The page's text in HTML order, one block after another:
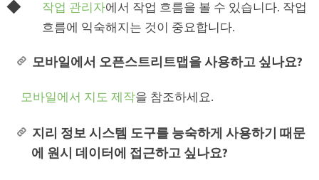
작업 관리자에서 작업 흐름을 볼 수 있습니다. 작업
흐름에 익숙해지는 것이 중요합니다.
모바일에서 오픈스트리트맵을 사용하고 싶나요?
모바일에서 지도 제작을 참조하세요.
지리 정보 시스템 도구를 능숙하게 사용하기 때문
에 원시 데이터에 접근하고 싶나요?